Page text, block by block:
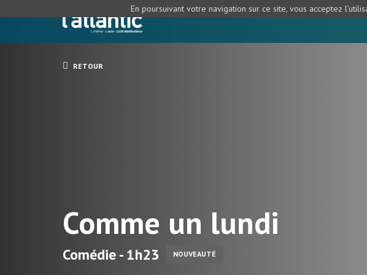
RETOUR
Comme un lundi
Comédie - 1h23 NOUVEAUTÉ
En poursuivant votre navigation sur ce site, vous acceptez